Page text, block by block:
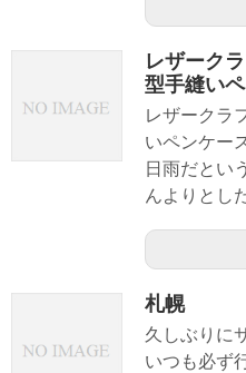
レザーク
型手縫い
レザークラ
いペンケー
日雨だとい
んよりとし
札幌
久しぶりに
いつも必ず